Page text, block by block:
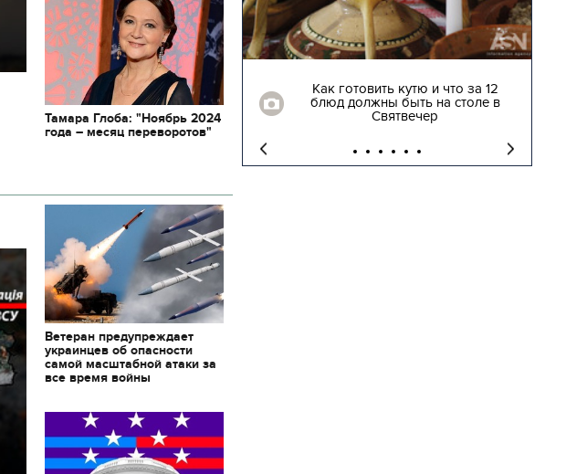
Тамара Глоба: "Ноябрь 2024
года – месяц переворотов"
Ветеран предупреждает
украинцев об опасности
самой масштабной атаки за
все время войны
11.10.2017 | 16:22
Времена Руси: как выглядят
декорации к фильму "Сторожевая
застава"
Как готовить кутю и что за 12
блюд должны быть на столе в
Святвечер